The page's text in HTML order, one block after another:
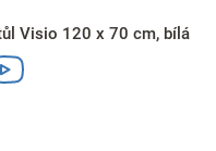
Visio 120 x 70 cm, bílá